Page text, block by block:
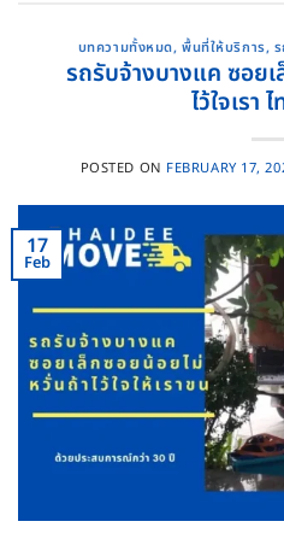
บทความทั้งหมด,พื้นที่ให้บริการ,
รถรับจ้างบางแค ซอย
ไว้ใจเรา
POSTED ON FEBRUARY 17,
17
Feb